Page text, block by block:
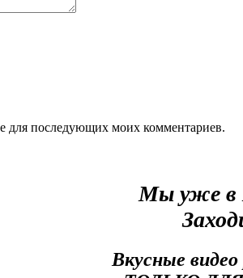
для последующих моих комментариев.
Мы уже в
Вкусные